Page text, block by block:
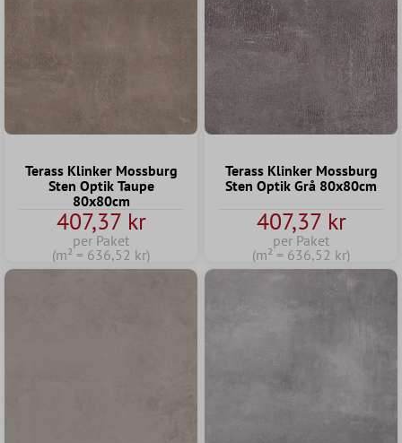
Terass Klinker Mossburg
Sten Optik Taupe
80x80cm
407,37 kr
per Paket
(m² = 636,52 kr)
Terass Klinker Mossburg
Sten Optik Grå 80x80cm
407,37 kr
per Paket
(m² = 636,52 kr)